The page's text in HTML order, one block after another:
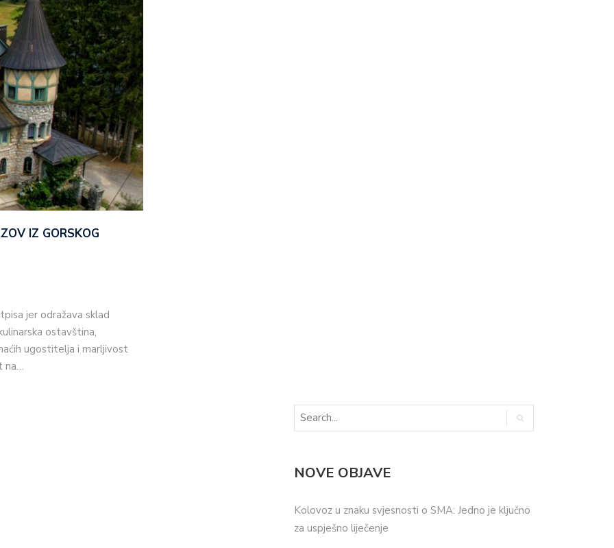
IZ GORSKOG
jer odražava sklad
ostavština,
ugostitelja i marljivost
na…
NOVE OBJAVE
Kolovoz u znaku svjesnosti o SMA: Jedno je ključno
za uspješno liječenje